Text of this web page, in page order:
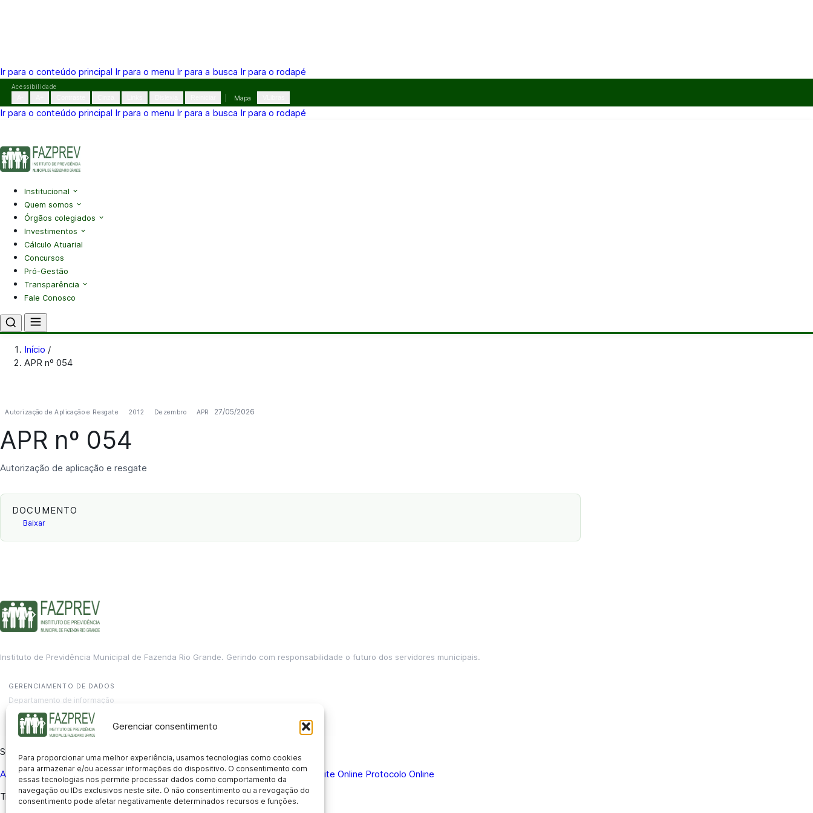
Gerenciar consentimento
Para proporcionar uma melhor experiência, usamos tecnologias como cookies
para armazenar e/ou acessar informações do dispositivo. O consentimento com
essas tecnologias nos permite processar dados como comportamento da
navegação ou IDs exclusivos neste site. O não consentimento ou a revogação do
consentimento pode afetar negativamente determinados recursos e funções.
Ir para o conteúdo principal Ir para o menu Ir para a busca Ir para o rodapé
Pular
o
Acessibilidade
Mapa
Ir para o conteúdo principal Ir para o menu Ir para a busca Ir para o rodapé
Institucional
Quem somos
Órgãos colegiados
Investimentos
Cálculo Atuarial
Concursos
Pró-Gestão
Transparência
Fale Conosco
Início /
APR nº 054
Autorização de Aplicação e Resgate 2012 Dezembro APR 27/05/2026
APR nº 054
Autorização de aplicação e resgate
DOCUMENTO
Baixar
Instituto de Previdência Municipal de Fazenda Rio Grande. Gerindo com responsabilidade o futuro dos servidores municipais.
GERENCIAMENTO DE DADOS
Departamento de informação
contato@fazprev.pr.gov.br
(41) 3995-2146
Serviços
Aposentadoria Pensão por Morte Benefício por Invalidez Auxílio Doença Holerite Online Protocolo Online
Transparência